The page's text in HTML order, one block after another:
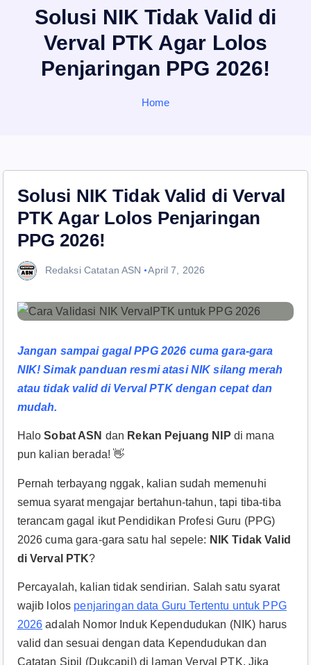
Solusi NIK Tidak Valid di
Verval PTK Agar Lolos
Penjaringan PPG 2026!
Home
Solusi NIK Tidak Valid di Verval
PTK Agar Lolos Penjaringan
PPG 2026!
Redaksi Catatan ASN April 7, 2026
Jangan sampai gagal PPG 2026 cuma gara-gara
NIK! Simak panduan resmi atasi NIK silang merah
atau tidak valid di Verval PTK dengan cepat dan
mudah.
HaloSobat ASN dan Rekan Pejuang NIP di mana
pun kalian berada! 👋
Pernah terbayang nggak, kalian sudah memenuhi
semua syarat mengajar bertahun-tahun, tapi tiba-tiba
terancam gagal ikut Pendidikan Profesi Guru (PPG)
2026 cuma gara-gara satu hal sepele: NIK Tidak Valid
di Verval PTK?
Percayalah, kalian tidak sendirian. Salah satu syarat
wajib lolos penjaringan data Guru Tertentu untuk PPG
2026 adalah Nomor Induk Kependudukan (NIK) harus
valid dan sesuai dengan data Kependudukan dan
Catatan Sipil (Dukcapil) di laman Verval PTK. Jika